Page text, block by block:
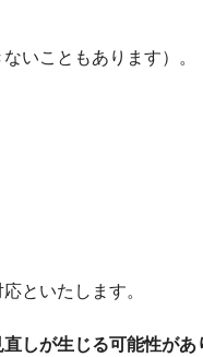
いこともあります）。
といたします。
しが生じる可能性があ